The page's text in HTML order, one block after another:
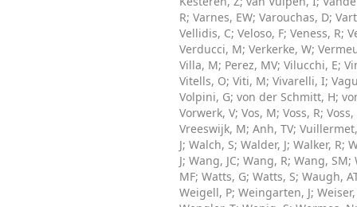
R; Varnes, EW; Varouchas, D;
Vellidis, C; Veloso, F; Veness, R;
Verducci, M; Verkerke, W;
Villa, M; Perez, MV; Vilucchi, E;
Vitells, O; Viti, M; Vivarelli, I;
Volpini, G; von der Schmitt, H;
Vorwerk, V; Vos, M; Voss, R; Voss,
Vreeswijk, M; Anh, TV;
J; Walch, S; Walder, J; Walker, R;
J; Wang, JC; Wang, R; Wang, SM;
MF; Watts, G; Watts, S; Waugh,
Weigell, P; Weingarten, J;